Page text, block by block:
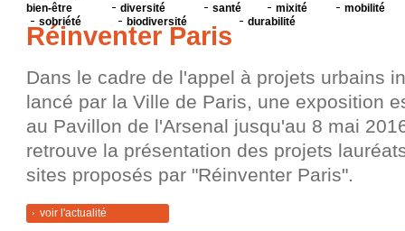
Réinventer Paris
bien-être diversité santé mixité
mobilité
sobriété
biodiversité durabilité
Dans le cadre de l'appel à projets urbains
lancé par la Ville de Paris, une exposition
au Pavillon de l'Arsenal jusqu'au 8 mai
retrouve la présentation des projets
sites proposés par "Réinventer Paris".
voir l'actualité